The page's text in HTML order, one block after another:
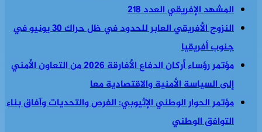
المشهد الإفريقي العدد 218
النزوح الأفريقي العابر للحدود في ظل حراك 30 يونيو في
جنوب أفريقيا
مؤتمر رؤساء أركان الدفاع الأفارقة 2026 من التعاون الأمني
إلى السياسة الأمنية والاقتصادية معا
مؤتمر الحوار الوطني الإثيوبي: الفرص والتحديات وآفاق بناء
التوافق الوطني